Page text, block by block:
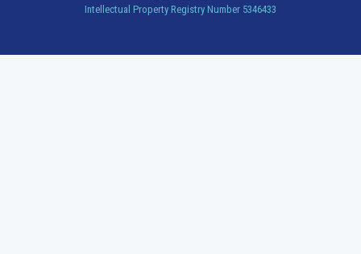
Intellectual Property Registry Number 5346433